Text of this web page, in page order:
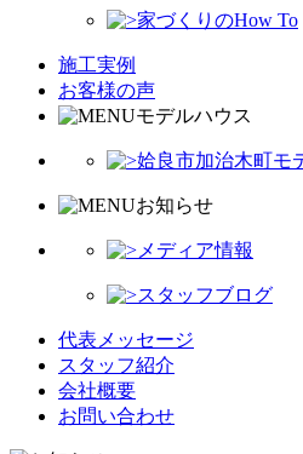
家づくりのHow To
施工実例
お客様の声
モデルハウス
姶良市加治木町モ
お知らせ
メディア情報
スタッフブログ
代表メッセージ
スタッフ紹介
会社概要
お問い合わせ